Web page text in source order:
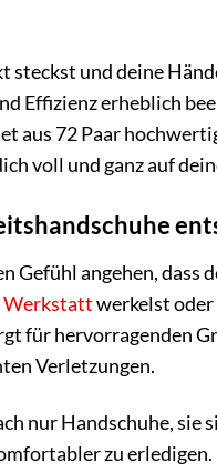
und deine
Effizienz erheblich
aus 72 Paar
voll und ganz auf
angehen, dass
Werkstattwerkelst oder
für hervorragenden
Verletzungen.
nur Handschuhe, sie
zu